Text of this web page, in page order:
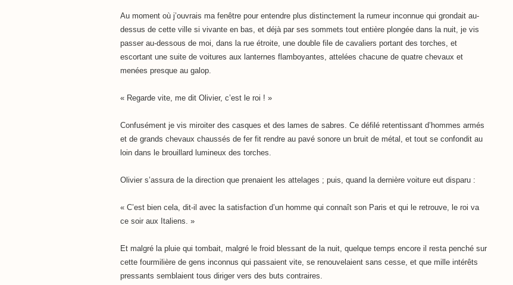
Au moment où j’ouvrais ma fenêtre pour entendre plus distinctement la rumeur inconnue qui grondait au-
dessus de cette ville si vivante en bas, et déjà par ses sommets tout entière plongée dans la nuit, je vis
passer au-dessous de moi, dans la rue étroite, une double file de cavaliers portant des torches, et
escortant une suite de voitures aux lanternes flamboyantes, attelées chacune de quatre chevaux et
menées presque au galop.
« Regarde vite, me dit Olivier, c’est le roi ! »
Confusément je vis miroiter des casques et des lames de sabres. Ce défilé retentissant d’hommes armés
et de grands chevaux chaussés de fer fit rendre au pavé sonore un bruit de métal, et tout se confondit au
loin dans le brouillard lumineux des torches.
Olivier s’assura de la direction que prenaient les attelages ; puis, quand la dernière voiture eut disparu :
« C’est bien cela, dit-il avec la satisfaction d’un homme qui connaît son Paris et qui le retrouve, le roi va
ce soir aux Italiens. »
Et malgré la pluie qui tombait, malgré le froid blessant de la nuit, quelque temps encore il resta penché sur
cette fourmilière de gens inconnus qui passaient vite, se renouvelaient sans cesse, et que mille intérêts
pressants semblaient tous diriger vers des buts contraires.